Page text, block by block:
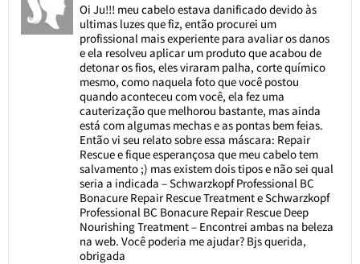
Oi Ju!!! meu cabelo estava danificado devido às
ultimas luzes que fiz, então procurei um
profissional mais experiente para avaliar os danos
e ela resolveu aplicar um produto que acabou de
detonar os fios, eles viraram palha, corte químico
mesmo, como naquela foto que você postou
quando aconteceu com você, ela fez uma
cauterização que melhorou bastante, mas ainda
está com algumas mechas e as pontas bem feias.
Então vi seu relato sobre essa máscara: Repair
Rescue e fique esperançosa que meu cabelo tem
salvamento ;) mas existem dois tipos e não sei qual
seria a indicada – Schwarzkopf Professional BC
Bonacure Repair Rescue Treatment e Schwarzkopf
Professional BC Bonacure Repair Rescue Deep
Nourishing Treatment – Encontrei ambas na beleza
na web. Você poderia me ajudar? Bjs querida,
obrigada